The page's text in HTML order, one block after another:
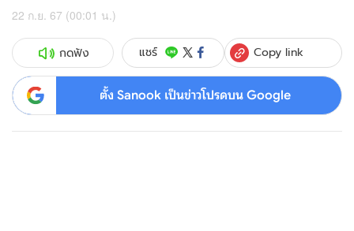
22 ก.ย. 67 (00:01 น.)
กดฟัง แชร์ Copy link
ตั้ง Sanook เป็นข่าวโปรดบน Google